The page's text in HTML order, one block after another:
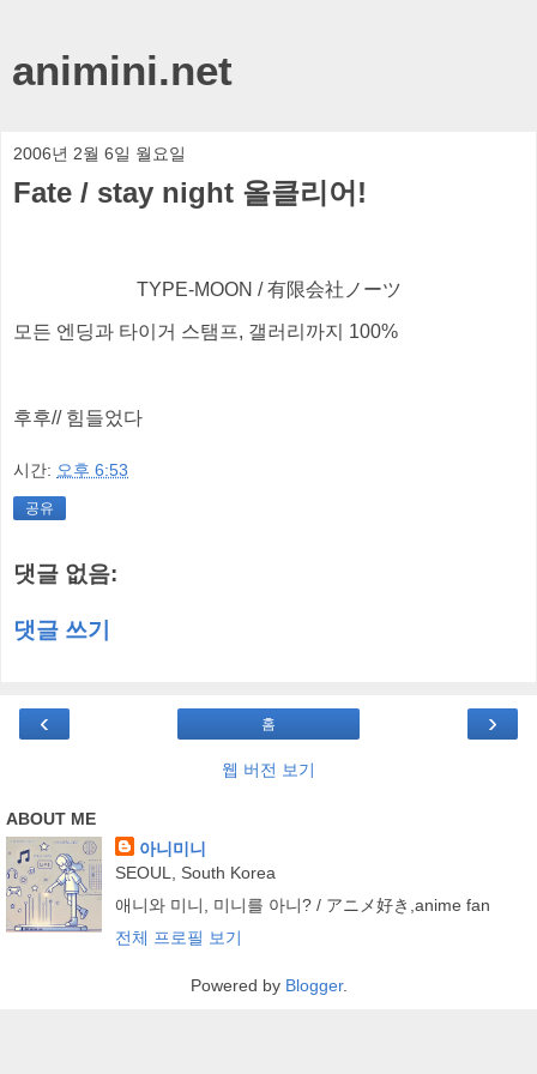
animini.net
2006년 2월 6일 월요일
Fate / stay night 올클리어!
TYPE-MOON / 有限会社ノーツ
모든 엔딩과 타이거 스탬프, 갤러리까지 100%
후후// 힘들었다
시간: 오후 6:53
공유
댓글 없음:
댓글 쓰기
‹ ›
홈
웹 버전 보기
ABOUT ME
아니미니
SEOUL, South Korea
애니와 미니, 미니를 아니? / アニメ好き,anime fan
전체 프로필 보기
Powered by Blogger.